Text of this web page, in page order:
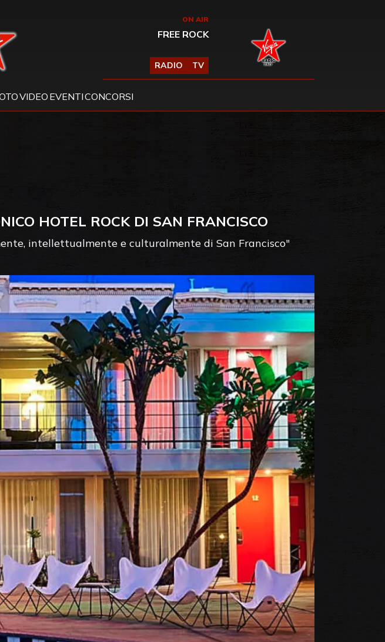
Radio ON AIR
FREE ROCK
RADIO TV
VIDEO EVENTICONCORSI
HOTEL ROCK DI SAN FRANCISCO
intellettualmente e culturalmente di San Francisco"